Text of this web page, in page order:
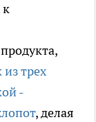
к
трех
-
, делая